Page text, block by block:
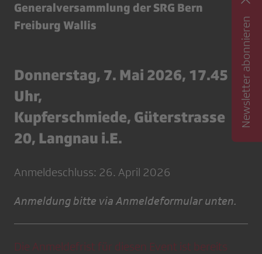
Generalversammlung der SRG Bern
Freiburg Wallis
Donnerstag, 7. Mai 2026, 17.45
Uhr,
Kupferschmiede, Güterstrasse
20, Langnau i.E.
Anmeldeschluss: 26. April 2026
Anmeldung bitte via Anmeldeformular unten.
Die Anmeldefrist für diesen Event ist bereits
Newsletter abonnieren